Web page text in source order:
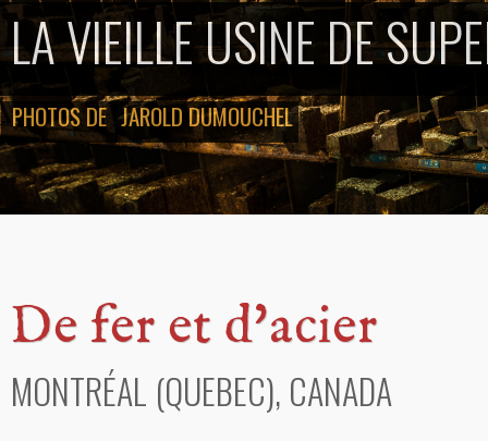
LA VIEILLE USINE DE
JAROLD DUMOUCHEL
PHOTOS DE
De fer et d'acier
MONTRÉAL (QUEBEC), CANADA